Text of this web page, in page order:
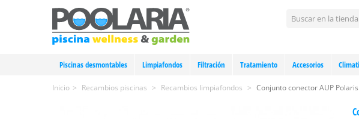
Piscinas desmontables Limpiafondos Filtración Tratamiento Accesorios
Inicio > Recambios piscinas > Recambios limpiafondos > Conjunto conector AUP